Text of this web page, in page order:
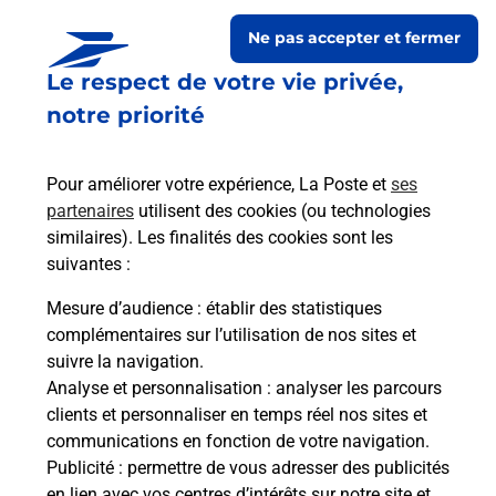
Le respect de votre vie privée,
notre priorité
Pour améliorer votre expérience, La Poste et ses
partenaires utilisent des cookies (ou technologies
similaires). Les finalités des cookies sont les
suivantes :
Mesure d’audience : établir des statistiques
complémentaires sur l’utilisation de nos sites et
suivre la navigation.
Analyse et personnalisation : analyser les parcours
clients et personnaliser en temps réel nos sites et
communications en fonction de votre navigation.
Publicité : permettre de vous adresser des publicités
Ne pas accepter et fermer
Boîte aux lettres La Poste
Prochaine collecte du courrier vendredi
08h00
Le Bourg
50370 Les Cresnays
Itinéraire
Le lien s'ouvre dans un nouvel onglet